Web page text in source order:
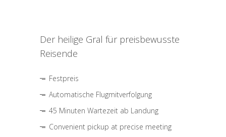
Der heilige Gral für preisbewusste
Reisende
Festpreis
Automatische Flugmitverfolgung
45 Minuten Wartezeit ab Landung
Convenient pickup at precise meeting